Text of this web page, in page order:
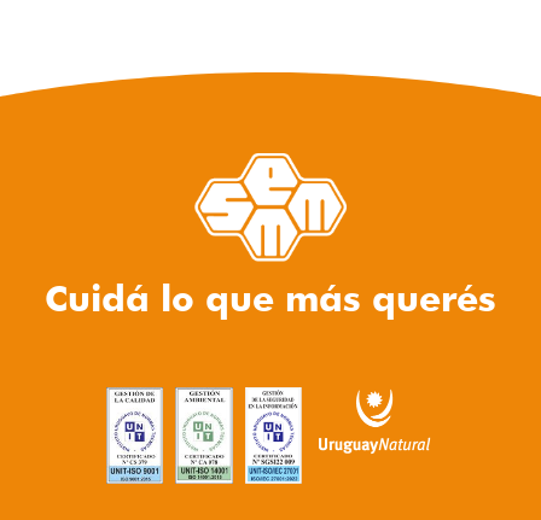
Cuidá lo que más querés